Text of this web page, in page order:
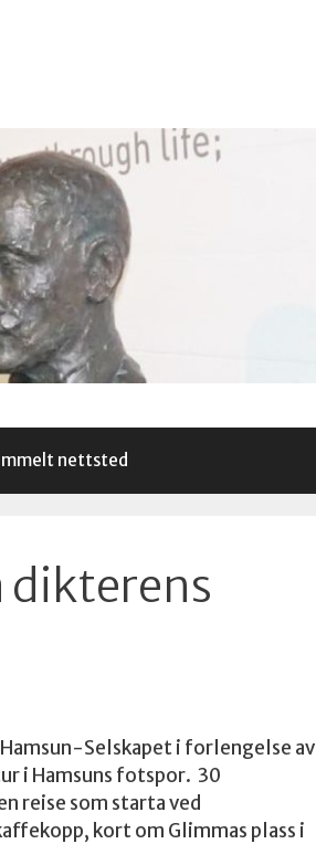
nettsted
dikterens
Selskapet i forlengelse av
i Hamsuns fotspor. 30
reise som starta ved
kort om Glimmas plass i